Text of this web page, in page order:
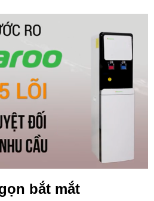
bắt mắt